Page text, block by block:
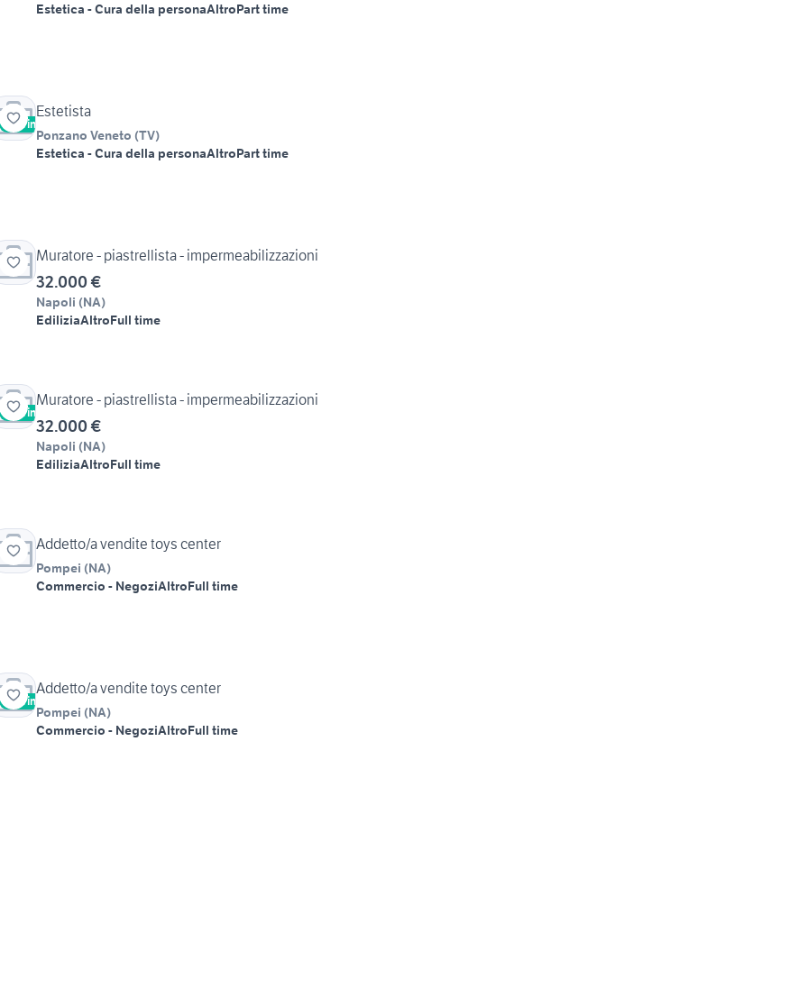
Estetica - Cura della personaAltroPart time
Vetrina
Estetista
Ponzano Veneto (TV)
Estetica - Cura della personaAltroPart time
Muratore - piastrellista - impermeabilizzazioni
32.000 €
Napoli (NA)
EdiliziaAltroFull time
Vetrina
Muratore - piastrellista - impermeabilizzazioni
32.000 €
Napoli (NA)
EdiliziaAltroFull time
Addetto/a vendite toys center
Pompei (NA)
Commercio - NegoziAltroFull time
Vetrina
Addetto/a vendite toys center
Pompei (NA)
Commercio - NegoziAltroFull time